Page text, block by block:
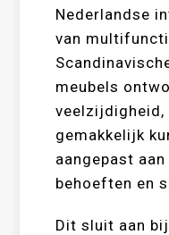
Nederlandse
van
meubels
veelzijdigheid,
gemakkelijk
aangepast
behoeften en
Dit sluit aan